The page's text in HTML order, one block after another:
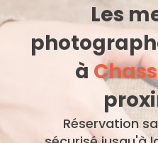
Les
à
Réservation